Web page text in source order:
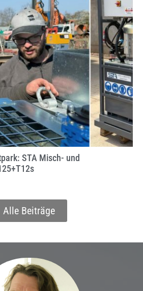
STA Misch- und
Alle Beiträge